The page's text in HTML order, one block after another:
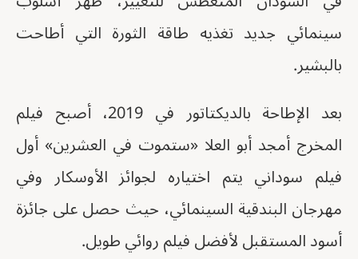
سينمائي جديد تغذيه طاقة الثورة التي أطاحت
بالبشير.
بعد الإطاحة بالديكتاتور في 2019، أصبح فيلم
المخرج أمجد أبو العلا «ستموت في العشرين» أول
فيلم سوداني يتم اختياره لجوائز الأوسكار وفي
مهرجان البندقية السينمائي، حيث حصل على جائزة
أسود المستقبل لأفضل فيلم روائي طويل.